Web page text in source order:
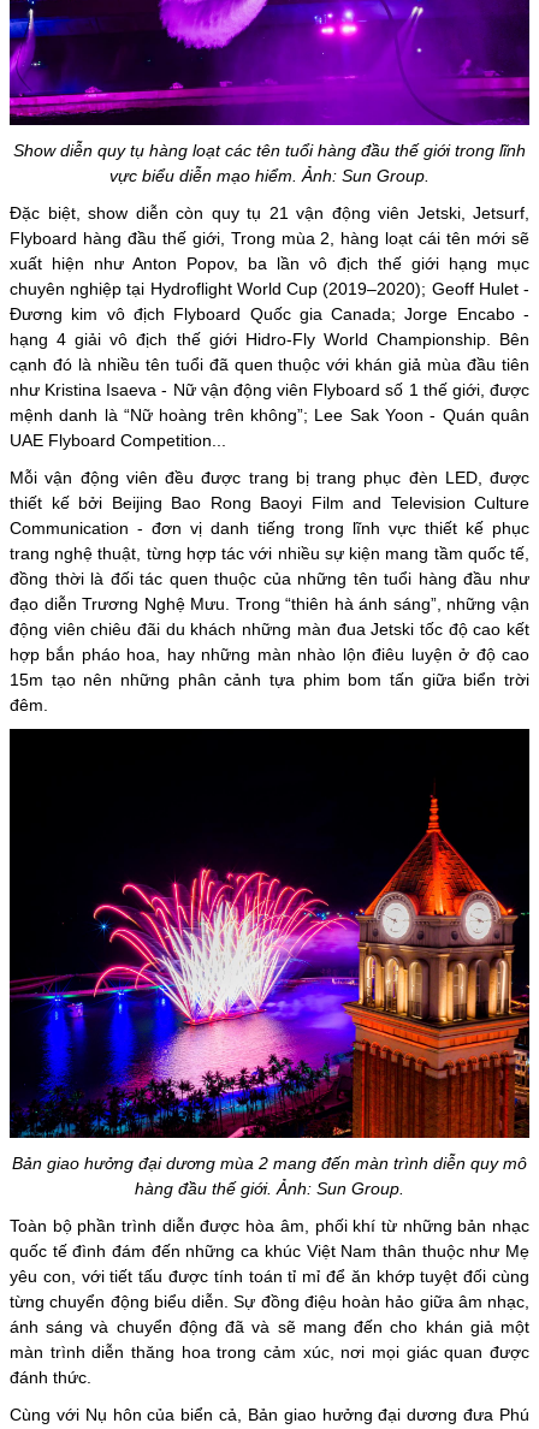
Show diễn quy tụ hàng loạt các tên tuổi hàng đầu thế giới trong lĩnh
vực biểu diễn mạo hiểm. Ảnh: Sun Group.
Đặc biệt, show diễn còn quy tụ 21 vận động viên Jetski, Jetsurf,
Flyboard hàng đầu thế giới, Trong mùa 2, hàng loạt cái tên mới sẽ
xuất hiện như Anton Popov, ba lần vô địch thế giới hạng mục
chuyên nghiệp tại Hydroflight World Cup (2019–2020); Geoff Hulet -
Đương kim vô địch Flyboard Quốc gia Canada; Jorge Encabo -
hạng 4 giải vô địch thế giới Hidro-Fly World Championship. Bên
cạnh đó là nhiều tên tuổi đã quen thuộc với khán giả mùa đầu tiên
như Kristina Isaeva - Nữ vận động viên Flyboard số 1 thế giới, được
mệnh danh là “Nữ hoàng trên không”; Lee Sak Yoon - Quán quân
UAE Flyboard Competition...
Mỗi vận động viên đều được trang bị trang phục đèn LED, được
thiết kế bởi Beijing Bao Rong Baoyi Film and Television Culture
Communication - đơn vị danh tiếng trong lĩnh vực thiết kế phục
trang nghệ thuật, từng hợp tác với nhiều sự kiện mang tầm quốc tế,
đồng thời là đối tác quen thuộc của những tên tuổi hàng đầu như
đạo diễn Trương Nghệ Mưu. Trong “thiên hà ánh sáng”, những vận
động viên chiêu đãi du khách những màn đua Jetski tốc độ cao kết
hợp bắn pháo hoa, hay những màn nhào lộn điêu luyện ở độ cao
15m tạo nên những phân cảnh tựa phim bom tấn giữa biển trời
đêm.
Bản giao hưởng đại dương mùa 2 mang đến màn trình diễn quy mô
hàng đầu thế giới. Ảnh: Sun Group.
Toàn bộ phần trình diễn được hòa âm, phối khí từ những bản nhạc
quốc tế đình đám đến những ca khúc Việt Nam thân thuộc như Mẹ
yêu con, với tiết tấu được tính toán tỉ mỉ để ăn khớp tuyệt đối cùng
từng chuyển động biểu diễn. Sự đồng điệu hoàn hảo giữa âm nhạc,
ánh sáng và chuyển động đã và sẽ mang đến cho khán giả một
màn trình diễn thăng hoa trong cảm xúc, nơi mọi giác quan được
đánh thức.
Cùng với Nụ hôn của biển cả, Bản giao hưởng đại dương đưa Phú